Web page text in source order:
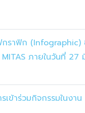
ราฟิก (Infographic)
MITAS ภายในวันที่ 27
เข้าร่วมกิจกรรมในง